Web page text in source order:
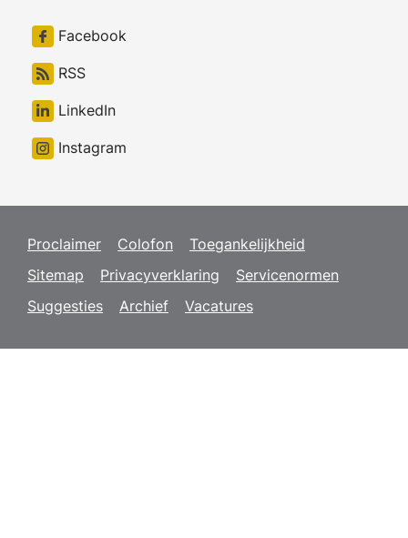
Facebook
RSS
LinkedIn
Instagram
Proclaimer Colofon
Toegankelijkheid
Sitemap
Privacyverklaring
Servicenormen
Suggesties
Archief Vacatures